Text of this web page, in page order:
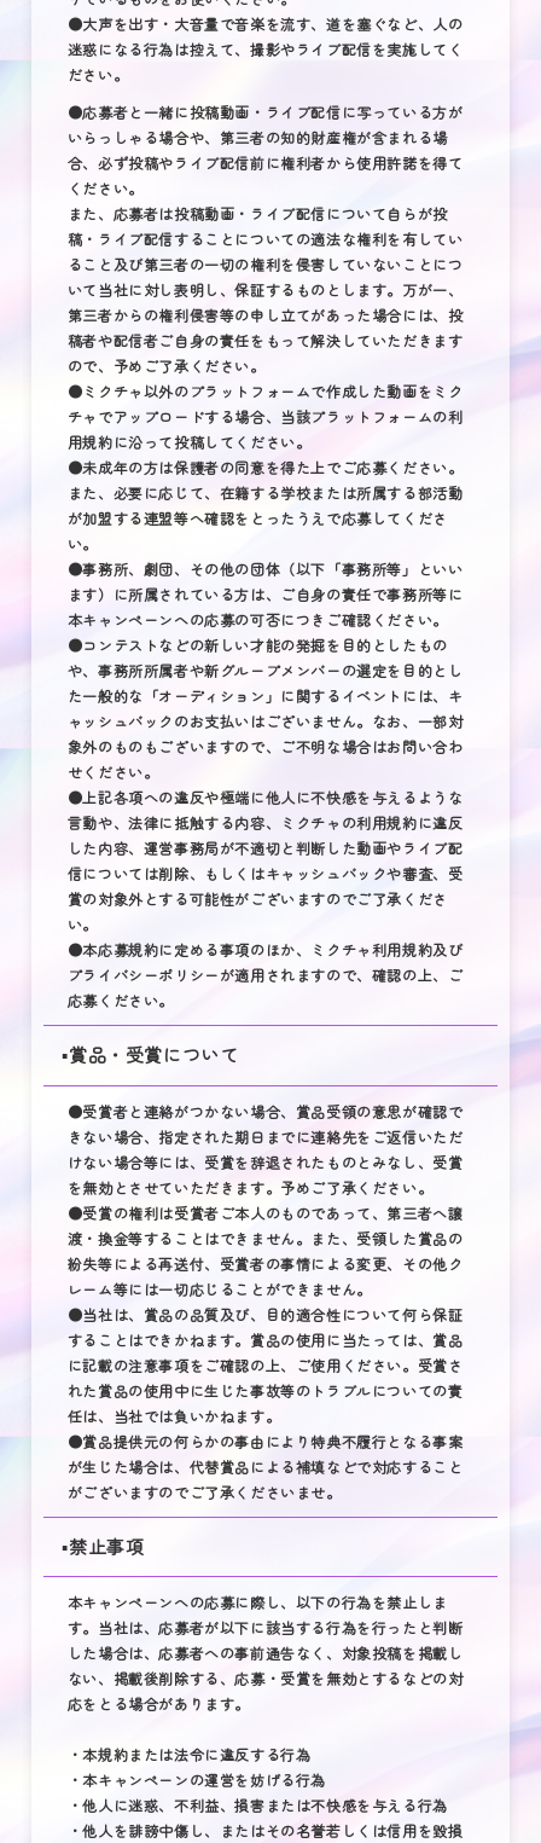
●大声を出す・大音量で音楽を流す、道を塞ぐなど、人の
迷惑になる行為は控えて、撮影やライブ配信を実施してく
ださい。
●応募者と一緒に投稿動画・ライブ配信に写っている方が
いらっしゃる場合や、第三者の知的財産権が含まれる場
合、必ず投稿やライブ配信前に権利者から使用許諾を得て
ください。
また、応募者は投稿動画・ライブ配信について自らが投
稿・ライブ配信することについての適法な権利を有してい
ること及び第三者の一切の権利を侵害していないことにつ
いて当社に対し表明し、保証するものとします。万が一、
第三者からの権利侵害等の申し立てがあった場合には、投
稿者や配信者ご自身の責任をもって解決していただきます
ので、予めご了承ください。
●ミクチャ以外のプラットフォームで作成した動画をミク
チャでアップロードする場合、当該プラットフォームの利
用規約に沿って投稿してください。
●未成年の方は保護者の同意を得た上でご応募ください。
また、必要に応じて、在籍する学校または所属する部活動
が加盟する連盟等へ確認をとったうえで応募してくださ
い。
●事務所、劇団、その他の団体（以下「事務所等」といい
ます）に所属されている方は、ご自身の責任で事務所等に
本キャンペーンへの応募の可否につきご確認ください。
●コンテストなどの新しい才能の発掘を目的としたもの
や、事務所所属者や新グループメンバーの選定を目的とし
た一般的な「オーディション」に関するイベントには、キ
ャッシュバックのお支払いはございません。なお、一部対
象外のものもございますので、ご不明な場合はお問い合わ
せください。
●上記各項への違反や極端に他人に不快感を与えるような
言動や、法律に抵触する内容、ミクチャの利用規約に違反
した内容、運営事務局が不適切と判断した動画やライブ配
信については削除、もしくはキャッシュバックや審査、受
賞の対象外とする可能性がございますのでご了承くださ
い。
●本応募規約に定める事項のほか、ミクチャ利用規約及び
プライバシーポリシーが適用されますので、確認の上、ご
応募ください。
▪️賞品・受賞について
●受賞者と連絡がつかない場合、賞品受領の意思が確認で
きない場合、指定された期日までに連絡先をご返信いただ
けない場合等には、受賞を辞退されたものとみなし、受賞
を無効とさせていただきます。予めご了承ください。
●受賞の権利は受賞者ご本人のものであって、第三者へ譲
渡・換金等することはできません。また、受領した賞品の
紛失等による再送付、受賞者の事情による変更、その他ク
レーム等には一切応じることができません。
●当社は、賞品の品質及び、目的適合性について何ら保証
することはできかねます。賞品の使用に当たっては、賞品
に記載の注意事項をご確認の上、ご使用ください。受賞さ
れた賞品の使用中に生じた事故等のトラブルについての責
任は、当社では負いかねます。
●賞品提供元の何らかの事由により特典不履行となる事案
が生じた場合は、代替賞品による補填などで対応すること
がございますのでご了承くださいませ。
▪️禁止事項
本キャンペーンへの応募に際し、以下の行為を禁止しま
す。当社は、応募者が以下に該当する行為を行ったと判断
した場合は、応募者への事前通告なく、対象投稿を掲載し
ない、掲載後削除する、応募・受賞を無効とするなどの対
応をとる場合があります。
・本規約または法令に違反する行為
・本キャンペーンの運営を妨げる行為
・他人に迷惑、不利益、損害または不快感を与える行為
・他人を誹謗中傷し、またはその名誉若しくは信用を毀損